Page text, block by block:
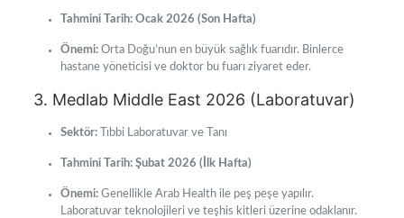
Tahmini Tarih: Ocak 2026 (Son Hafta)
Önemi:Orta Doğu’nun en büyük sağlık fuarıdır. Binlerce
hastane yöneticisi ve doktor bu fuarı ziyaret eder.
3. Medlab Middle East 2026 (Laboratuvar)
Sektör:Tıbbi Laboratuvar ve Tanı
Tahmini Tarih: Şubat 2026 (İlk Hafta)
Önemi:Genellikle Arab Health ile peş peşe yapılır.
Laboratuvar teknolojileri ve teşhis kitleri üzerine odaklanır.